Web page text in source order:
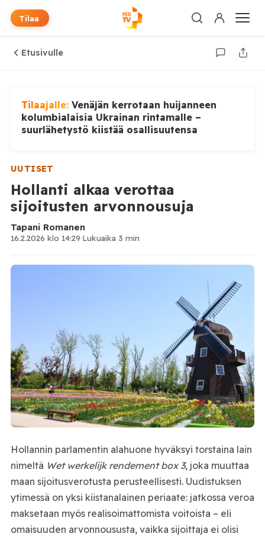
Tilaa
Etusivulle
Tilaajalle: Venäjän kerrotaan huijanneen
kolumbialaisia Ukrainan rintamalle –
suurlähetystö kiistää osallisuutensa
UUTISET
Hollanti alkaa verottaa
sijoitusten arvonnousuja
Tapani Romanen
16.2.2026 klo 14:29·Lukuaika 3 min
Hollannin parlamentin alahuone hyväksyi torstaina lain
nimeltä Wet werkelijk rendement box 3, joka muuttaa
maan sijoitusverotusta perusteellisesti. Uudistuksen
ytimessä on yksi kiistanalainen periaate: jatkossa veroa
maksetaan myös realisoimattomista voitoista – eli
omaisuuden arvonnoususta, vaikka sijoittaja ei olisi